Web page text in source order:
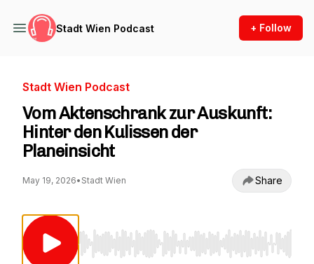
Stadt Wien Podcast + Follow
Stadt Wien Podcast
Vom Aktenschrank zur Auskunft:
Hinter den Kulissen der
Planeinsicht
May 19, 2026• Stadt Wien Share
Use Left/Right to seek, Home/End to jump